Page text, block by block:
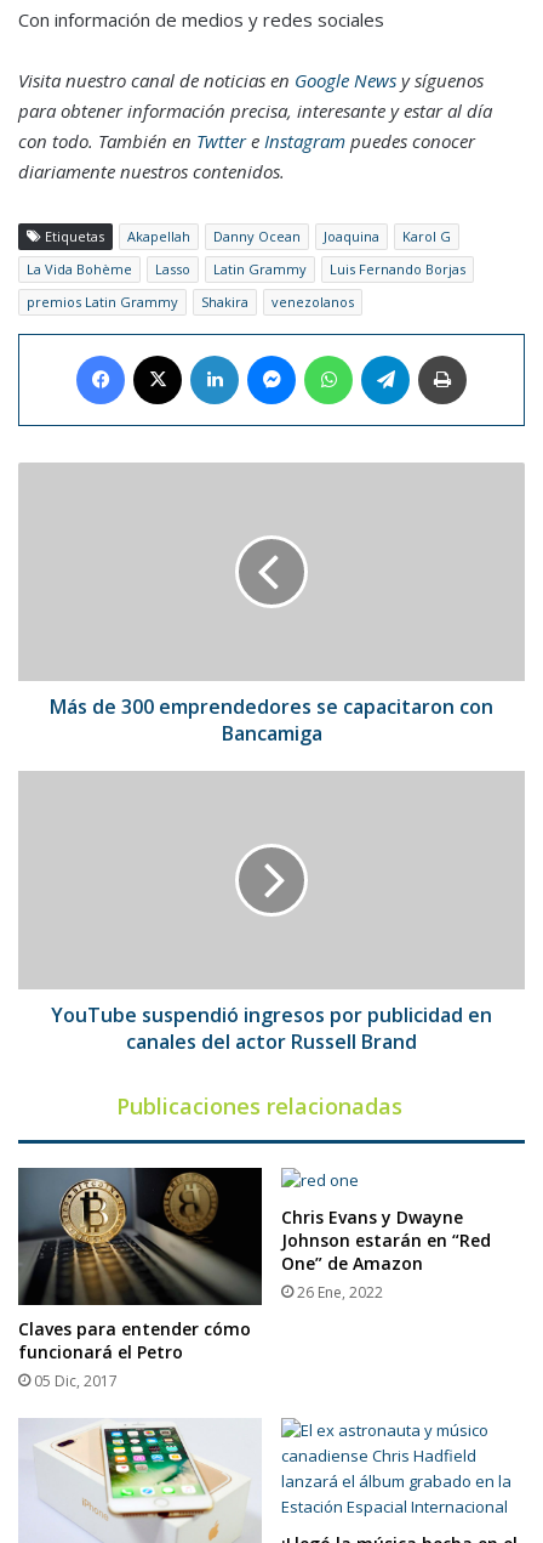
Con información de medios y redes sociales
Visita nuestro canal de noticias en Google News y síguenos
para obtener información precisa, interesante y estar al día
con todo. También en Twttere Instagram puedes conocer
diariamente nuestros contenidos.
Etiquetas Akapellah Danny Ocean Joaquina
Karol G
La Vida Bohème
Lasso Latin Grammy
Luis Fernando Borjas
premios Latin Grammy
Shakira venezolanos
Facebook LinkedIn MessengerWhatsAppTelegram
Más de 300 emprendedores se capacitaron con
Bancamiga
actor
RussellYouTube suspendió ingresos por publicidad en
canales del actor Russell Brand
Publicaciones relacionadas
Claves para entender cómo
funcionará el Petro
05 Dic, 2017
Chris Evans y Dwayne
Johnson estarán en “Red
One” de Amazon
26 Ene, 2022